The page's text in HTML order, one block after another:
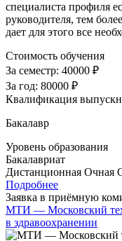
специалиста профиля
руководителя, тем
дает для этого все
Стоимость обучения
За семестр: 40000 ₽
За год: 80000 ₽
Квалификация
Бакалавр
Уровень образования
Бакалавриат
Дистанционная Очная
Подробнее
Заявка в приёмную
МТИ — Московский
в здравоохранении